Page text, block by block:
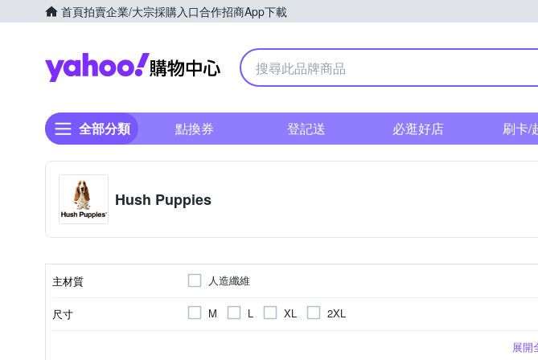
首頁拍賣企業/大宗採購入口合作招商App下載
Yahoo購物中心
全部分類 點換券 登記送 必逛好店 刷卡/
Hush Puppies
主材質 人造纖維
尺寸 M L XL 2XL
展開